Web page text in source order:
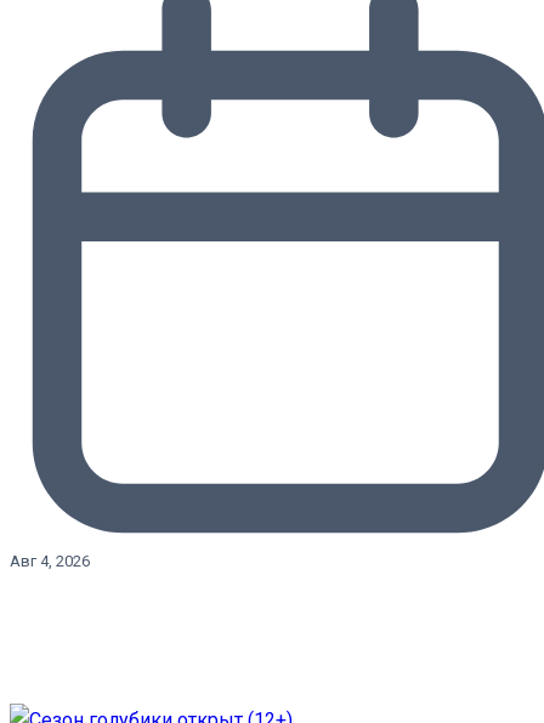
Авг 4, 2026